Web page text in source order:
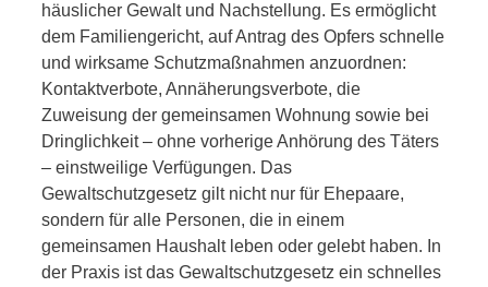
häuslicher Gewalt und Nachstellung. Es ermöglicht
dem Familiengericht, auf Antrag des Opfers schnelle
und wirksame Schutzmaßnahmen anzuordnen:
Kontaktverbote, Annäherungsverbote, die
Zuweisung der gemeinsamen Wohnung sowie bei
Dringlichkeit – ohne vorherige Anhörung des Täters
– einstweilige Verfügungen. Das
Gewaltschutzgesetz gilt nicht nur für Ehepaare,
sondern für alle Personen, die in einem
gemeinsamen Haushalt leben oder gelebt haben. In
der Praxis ist das Gewaltschutzgesetz ein schnelles